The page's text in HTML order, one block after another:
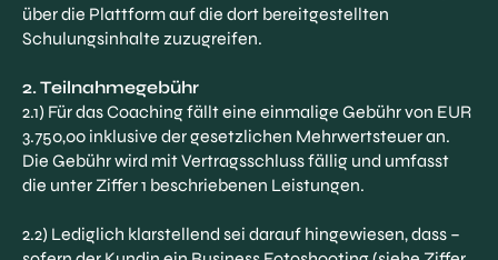
über die Plattform auf die dort bereitgestellten
Schulungsinhalte zuzugreifen.
2. Teilnahmegebühr
2.1) Für das Coaching fällt eine einmalige Gebühr von EUR
3.750,00 inklusive der gesetzlichen Mehrwertsteuer an.
Die Gebühr wird mit Vertragsschluss fällig und umfasst
die unter Ziffer 1 beschriebenen Leistungen.
2.2) Lediglich klarstellend sei darauf hingewiesen, dass –